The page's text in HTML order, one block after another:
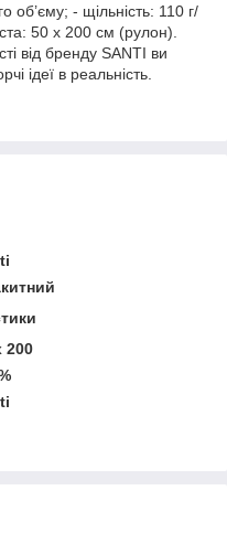
об’єму; - щільність: 110 г/
50 х 200 см (рулон).
від бренду SANTI ви
ідеї в реальність.
200